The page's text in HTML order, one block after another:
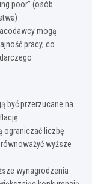
poor” (osób
mogą
pracy, co
być przerzucane na
ograniczać liczbę
wyższe
wynagrodzenia